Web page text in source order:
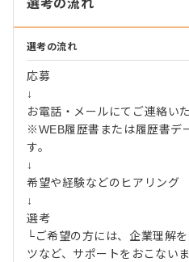
選考の流れ
選考の流れ
応募
↓
お電話・メールにてご連絡いた
※WEB履歴書または履歴書デ
す。
↓
希望や経験などのヒアリング
↓
選考
└ご希望の方には、企業理解
ツなど、サポートをおこない